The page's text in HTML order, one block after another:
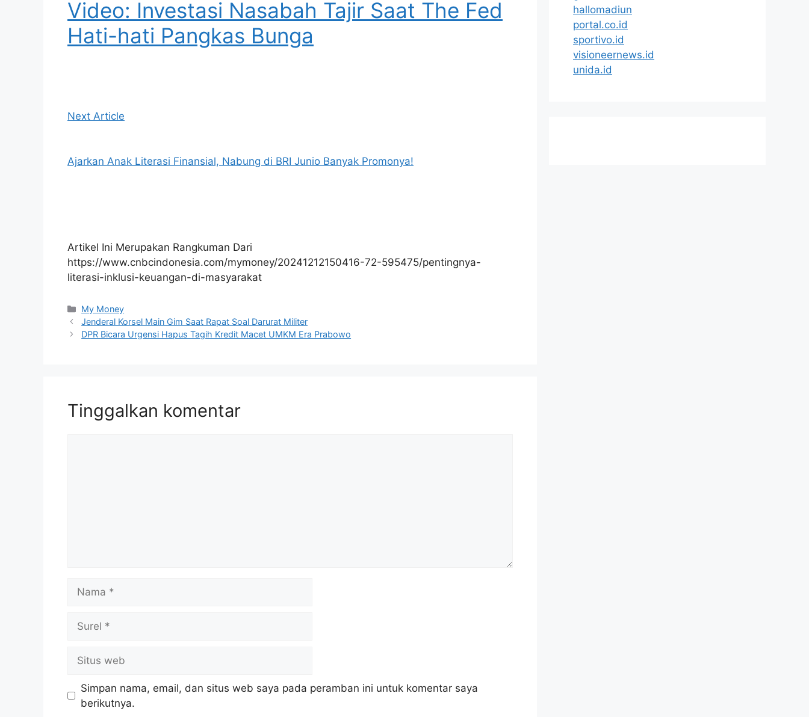
Video: Investasi Nasabah Tajir Saat The Fed
Hati-hati Pangkas Bunga
Next Article
Ajarkan Anak Literasi Finansial, Nabung di BRI Junio Banyak Promonya!
Artikel Ini Merupakan Rangkuman Dari
https://www.cnbcindonesia.com/mymoney/20241212150416-72-595475/pentingnya-
literasi-inklusi-keuangan-di-masyarakat
Kategori
My Money
Jenderal Korsel Main Gim Saat Rapat Soal Darurat Militer
DPR Bicara Urgensi Hapus Tagih Kredit Macet UMKM Era Prabowo
Tinggalkan komentar
web
Simpan nama, email, dan situs web saya pada peramban ini untuk komentar saya
berikutnya.
hallomadiun
portal.co.id
sportivo.id
visioneernews.id
unida.id